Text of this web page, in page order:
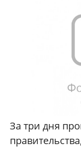
За три дня